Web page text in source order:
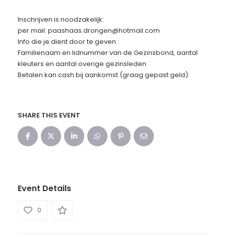
Inschrijven is noodzakelijk:
per mail: paashaas.drongen@hotmail.com
Info die je dient door te geven :
Familienaam en lidnummer van de Gezinsbond, aantal
kleuters en aantal overige gezinsleden
Betalen kan cash bij aankomst (graag gepast geld).
SHARE THIS EVENT
Event Details
0